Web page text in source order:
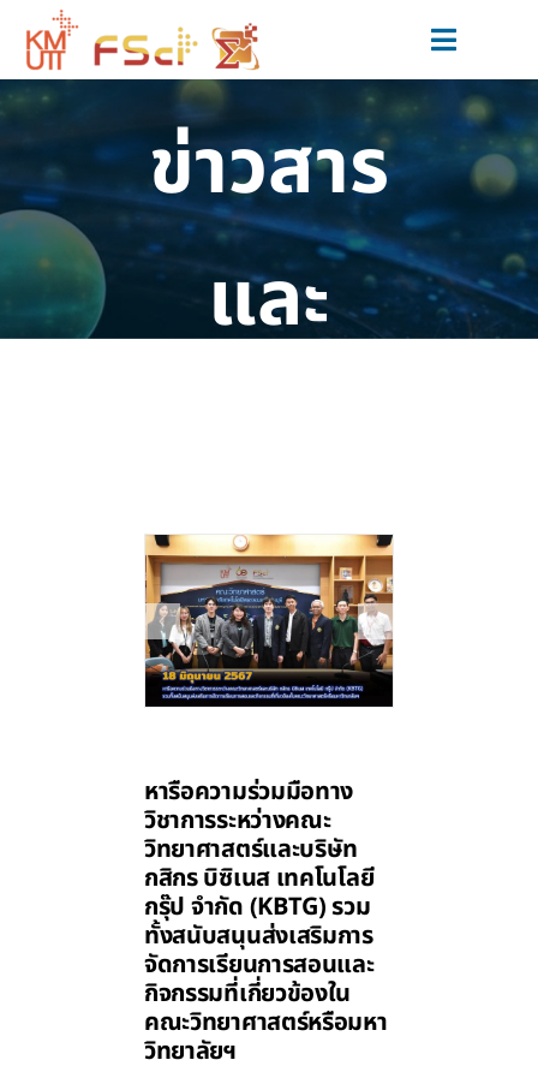
content
Toggle
สมัครเรียน
หลักสูตร
วิจัยและนวัตกรรม
ข่าวสารและกิจกรรม
ข่าวสาร
และ
หารือความร่วมมือทาง
วิชาการระหว่างคณะ
วิทยาศาสตร์และบริษัท
กสิกร บิซิเนส เทคโนโลยี
กรุ๊ป จำกัด (KBTG) รวม
ทั้งสนับสนุนส่งเสริมการ
จัดการเรียนการสอนและ
กิจกรรมที่เกี่ยวข้องใน
คณะวิทยาศาสตร์หรือมหา
วิทยาลัยฯ